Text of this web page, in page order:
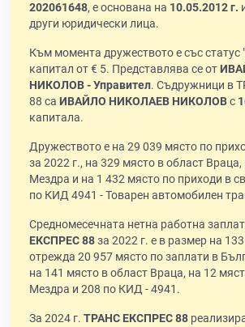
202061648, е основана на 10.05.2012 г.
други юридически лица.
Към момента дружеството е със статус "
капитал от € 5. Представлява се от
НИКОЛОВ - Управител. Съдружници в
88 са ИВАЙЛО НИКОЛАЕВ НИКОЛОВс
капитала.
Дружеството е на 29 039 място по
за 2022 г., на 329 място в област
Мездра и на 1 432 място по приходи в
по КИД 4941 - Товарен автомобилен
Средномесечната нетна работна
ЕКСПРЕС 88за 2022 г. е в размер на
отрежда 20 957 място по заплати в
на 141 място в област Враца, на 12
Мездра и 208 по КИД - 4941.
За 2024 г. ТРАНС ЕКСПРЕС 88